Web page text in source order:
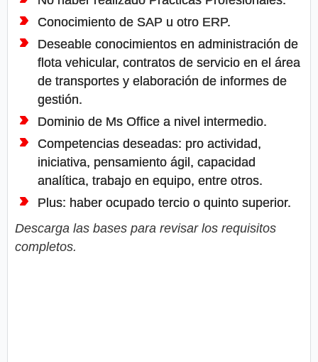
Conocimiento de SAP u otro ERP.
Deseable conocimientos en administración de
flota vehicular, contratos de servicio en el área
de transportes y elaboración de informes de
gestión.
Dominio de Ms Office a nivel intermedio.
Competencias deseadas: pro actividad,
iniciativa, pensamiento ágil, capacidad
analítica, trabajo en equipo, entre otros.
Plus: haber ocupado tercio o quinto superior.
Descarga las bases para revisar los requisitos
completos.